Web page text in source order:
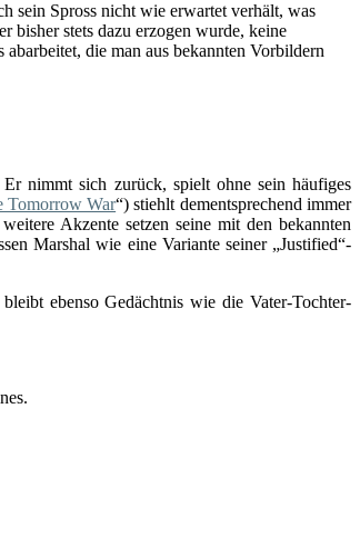
sein Spross nicht wie erwartet verhält, was
bisher stets dazu erzogen wurde, keine
die man aus bekannten Vorbildern
nimmt sich zurück, spielt ohne sein häufiges
Tomorrow War“) stiehlt dementsprechend immer
Akzente setzen seine mit den bekannten
Marshal wie eine Variante seiner „Justified“-
ebenso Gedächtnis wie die Vater-Tochter-